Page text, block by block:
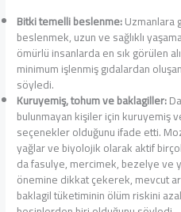
Bitki temelli beslenme:Uzmanlara
beslenmek, uzun ve sağlıklı
ömürlü insanlarda en sık görülen
minimum işlenmiş gıdalardan
söyledi.
Kuruyemiş, tohum ve baklagiller:
bulunmayan kişiler için kuruyemiş
seçenekler olduğunu ifade etti.
yağlar ve biyolojik olarak aktif
da fasulye, mercimek, bezelye ve
önemine dikkat çekerek, mevcut
baklagil tüketiminin ölüm riskini